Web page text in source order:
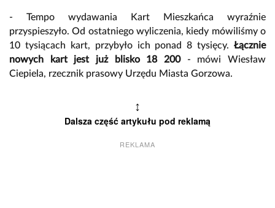
- Tempo wydawania Kart Mieszkańca wyraźnie
przyspieszyło. Od ostatniego wyliczenia, kiedy mówiliśmy o
10 tysiącach kart, przybyło ich ponad 8 tysięcy. Łącznie
nowych kart jest już blisko 18 200- mówi Wiesław
Ciepiela, rzecznik prasowy Urzędu Miasta Gorzowa.
↕
Dalsza część artykułu pod reklamą
REKLAMA